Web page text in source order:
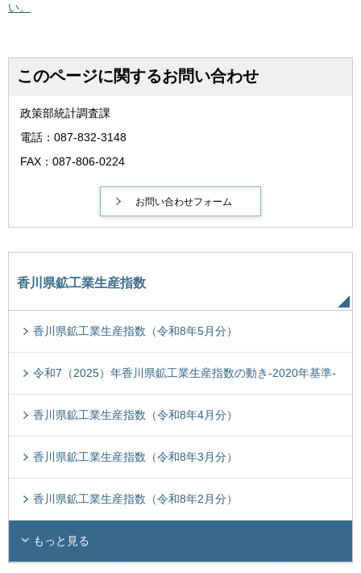
い。
このページに関するお問い合わせ
政策部統計調査課
電話：087-832-3148
FAX：087-806-0224
香川県鉱工業生産指数
香川県鉱工業生産指数（令和8年5月分）
令和7（2025）年香川県鉱工業生産指数の動き-2020年基準-
香川県鉱工業生産指数（令和8年4月分）
香川県鉱工業生産指数（令和8年3月分）
香川県鉱工業生産指数（令和8年2月分）
もっと見る